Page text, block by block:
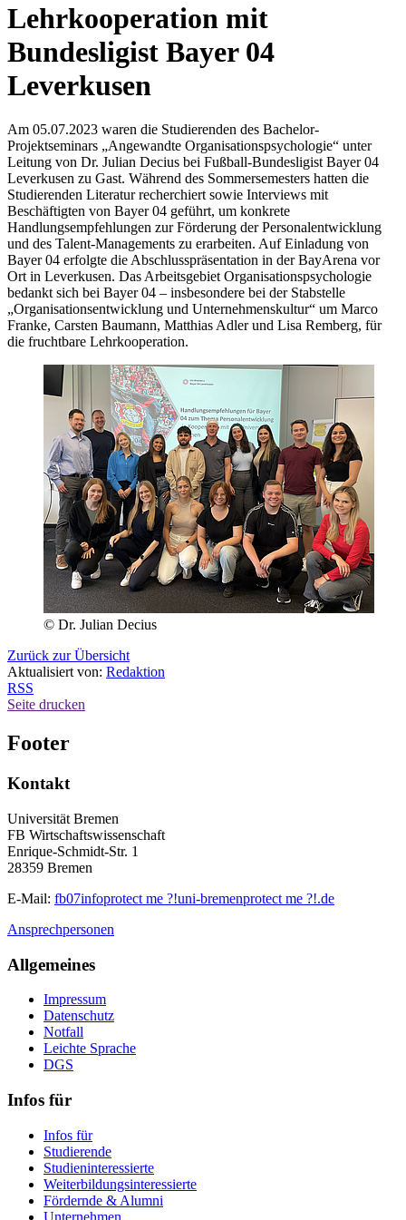
Lehrkooperation mit
Bundesligist Bayer 04
Leverkusen
Am 05.07.2023 waren die Studierenden des Bachelor-
Projektseminars „Angewandte Organisationspsychologie“ unter
Leitung von Dr. Julian Decius bei Fußball-Bundesligist Bayer 04
Leverkusen zu Gast. Während des Sommersemesters hatten die
Studierenden Literatur recherchiert sowie Interviews mit
Beschäftigten von Bayer 04 geführt, um konkrete
Handlungsempfehlungen zur Förderung der Personalentwicklung
und des Talent-Managements zu erarbeiten. Auf Einladung von
Bayer 04 erfolgte die Abschlusspräsentation in der BayArena vor
Ort in Leverkusen. Das Arbeitsgebiet Organisationspsychologie
bedankt sich bei Bayer 04 – insbesondere bei der Stabstelle
„Organisationsentwicklung und Unternehmenskultur“ um Marco
Franke, Carsten Baumann, Matthias Adler und Lisa Remberg, für
die fruchtbare Lehrkooperation.
© Dr. Julian Decius
Zurück zur Übersicht
Aktualisiert von: Redaktion
RSS
Seite drucken
Footer
Kontakt
Universität Bremen
FB Wirtschaftswissenschaft
Enrique-Schmidt-Str. 1
28359 Bremen
E-Mail: fb07infoprotect me ?!uni-bremenprotect me ?!.de
Ansprechpersonen
Allgemeines
Impressum
Datenschutz
Notfall
Leichte Sprache
DGS
Infos für
Infos für
Studierende
Studieninteressierte
Weiterbildungsinteressierte
Fördernde & Alumni
Unternehmen